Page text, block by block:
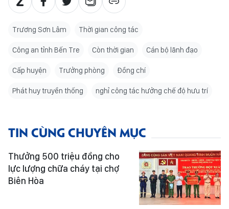
Trương Sơn Lâm Thời gian công tác
Công an tỉnh Bến Tre Còn thời gian Cán bộ lãnh đạo
Cấp huyện Trưởng phòng Đồng chí
Phát huy truyền thống nghỉ công tác hưởng chế độ hưu trí
TIN CÙNG CHUYÊN MỤC
Thưởng 500 triệu đồng cho
lực lượng chữa cháy tại chợ
Biên Hòa